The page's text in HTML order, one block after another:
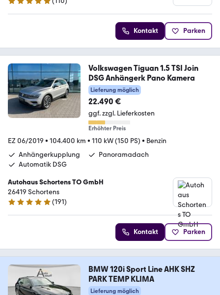
4.9 Sterne
Kontakt Parken
Volkswagen Tiguan 1.5 TSI Join
DSG Anhängerk Pano Kamera
Lieferung möglich
22.490 €
ggf. zzgl. Lieferkosten
Erhöhter Preis
EZ 06/2019 • 104.400 km • 110 kW (150 PS) • Benzin
Anhängerkupplung
Panoramadach
Automatik DSG
Autohaus Schortens TO GmbH
26419 Schortens
5 Sterne
(191)
Kontakt Parken
BMW 120i Sport Line AHK SHZ
PARK TEMP KLIMA
Lieferung möglich